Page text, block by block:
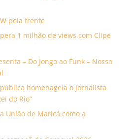
pela frente
1 milhão de views com Clipe
– Do Jongo ao Funk – Nossa
homenageia o jornalista
do Rio”
União de Maricá como a